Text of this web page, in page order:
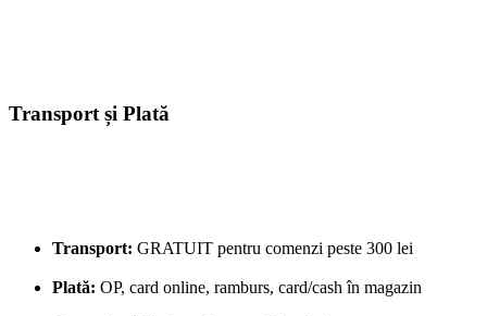
Transport și Plată
Transport: GRATUIT pentru comenzi peste 300 lei
Plată: OP, card online, ramburs, card/cash în magazin